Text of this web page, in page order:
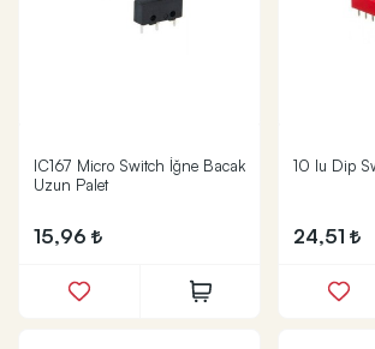
IC167 Micro Switch İğne Bacak
Uzun Palet
15,96
10 lu Dip
24,51